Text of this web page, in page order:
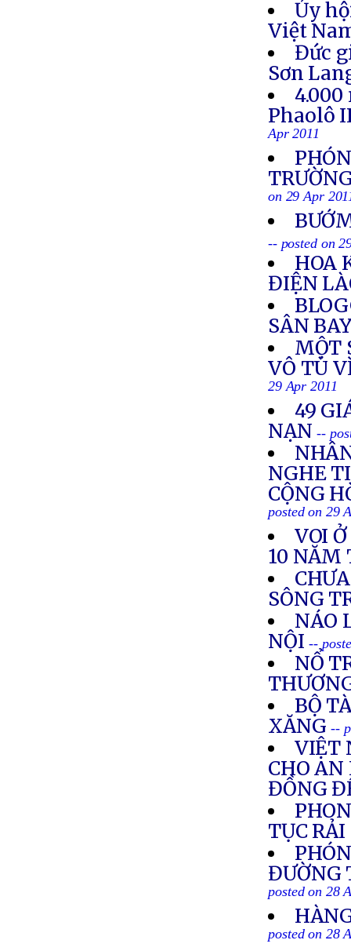
Ủy
Việt
Đức
Sơn
Phaolô
Apr 2011
on 29 Apr
-- posted on
HOA
ĐIỆN
SÂN
MỘT
VÔ TÙ
29 Apr 2011
49
NẠN--
NGHE
CỘNG
posted on 29
VOI
10 NĂM
SÔNG
NÁO
NỘI--
NỔ
BỘ
XĂNG --
VIỆT
CHO AN
ĐỒNG
TỤC
ĐƯỜNG
posted on 28
posted on 28